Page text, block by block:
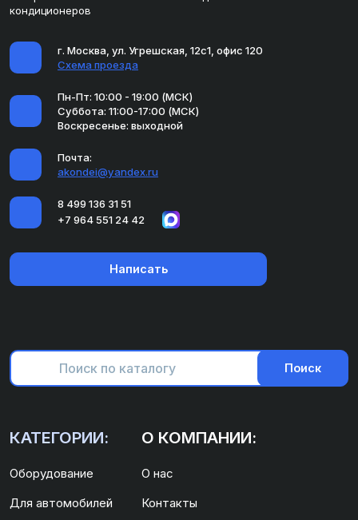
кондиционеров
г. Москва, ул. Угрешская, 12с1, офис 120
Схема проезда
Пн-Пт: 10:00 - 19:00 (МСК)
Суббота: 11:00-17:00 (МСК)
Воскресенье: выходной
Почта:
akondei@yandex.ru
8 499 136 31 51
+7 964 551 24 42
Написать
Поиск
КАТЕГОРИИ:
Оборудование
Для автомобилей
О КОМПАНИИ:
О нас
Контакты